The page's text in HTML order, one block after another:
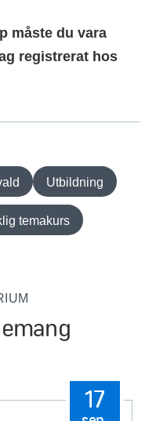
måste du vara
registrerat hos
Utbildning
temakurs
17